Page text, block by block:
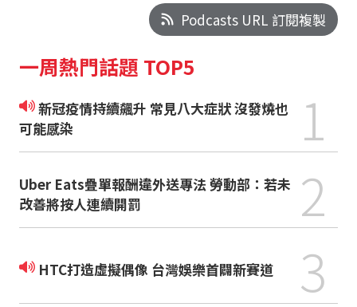
Podcasts URL 訂閱複製
一周熱門話題 TOP5
新冠疫情持續飆升 常見八大症狀 沒發燒也
可能感染
1
Uber Eats疊單報酬違外送專法 勞動部：若未
改善將按人連續開罰
2
HTC打造虛擬偶像 台灣娛樂首闢新賽道 3